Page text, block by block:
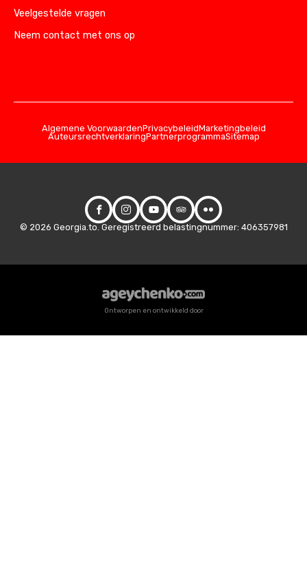
Veelgestelde vragen
Neem contact met ons op
Algemene VoorwaardenPrivacybeleidMarketingbeleid
AuteursrechtverklaringPartnerprogrammaSitemap
© 2026 Georgia.to. Geregistreerd belastingnummer: 406357981
Ontworpen en ontwikkeld door